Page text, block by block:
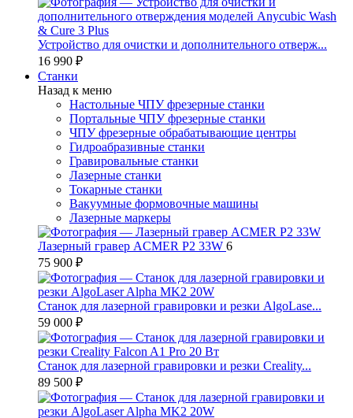
Устройство для очистки и дополнительного отверж...
16 990 ₽
Станки
Назад к меню
Настольные ЧПУ фрезерные станки
Портальные ЧПУ фрезерные станки
ЧПУ фрезерные обрабатывающие центры
Гидроабразивные станки
Гравировальные станки
Лазерные станки
Токарные станки
Вакуумные формовочные машины
Лазерные маркеры
Лазерный гравер ACMER P2 33W 6
75 900 ₽
Станок для лазерной гравировки и резки AlgoLase...
59 000 ₽
Станок для лазерной гравировки и резки Creality...
89 500 ₽